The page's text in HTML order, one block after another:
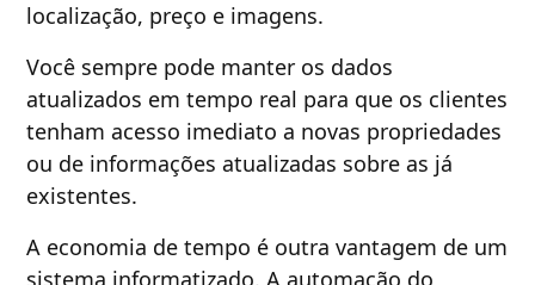
localização, preço e imagens.
Você sempre pode manter os dados
atualizados em tempo real para que os clientes
tenham acesso imediato a novas propriedades
ou de informações atualizadas sobre as já
existentes.
A economia de tempo é outra vantagem de um
sistema informatizado. A automação do